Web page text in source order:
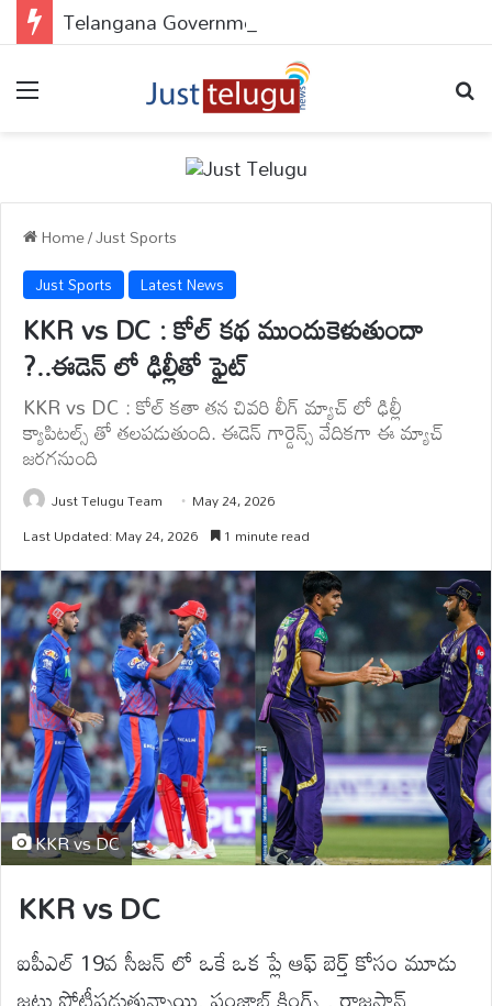
Menu
Home/Just Sports
Just Sports Latest News
KKR vs DC : కోల్ కథ ముందుకెళుతుందా
?..ఈడెన్ లో ఢిల్లీతో ఫైట్
KKR vs DC : కోల్ కతా తన చివరి లీగ్ మ్యాచ్ లో ఢిల్లీ
క్యాపిటల్స్ తో తలపడుతుంది. ఈడెన్ గార్డెన్స్ వేదికగా ఈ మ్యాచ్
జరగనుంది
Just Telugu Team
May 24, 2026
Last Updated: May 24, 2026
1 minute read
KKR vs DC
KKR vs DC
ఐపీఎల్ 19వ సీజన్ లో ఒకే ఒక ప్లే ఆఫ్ బెర్త్ కోసం మూడు